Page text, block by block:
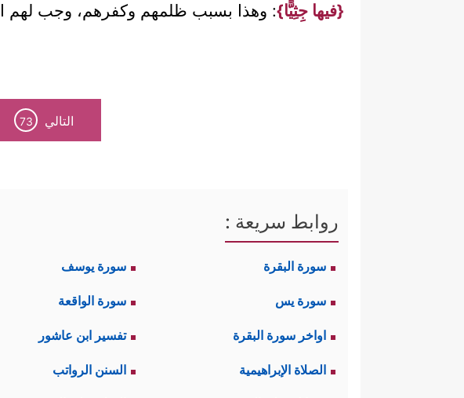
{فيها جِثِيًّا}: وهذا بسبب ظلمهم وكفرهم، وجب لهم
التالي 73
روابط سريعة :
سورة البقرة سورة يوسف
سورة يس سورة الواقعة
اواخر سورة البقرة تفسير ابن عاشور
الصلاة الإبراهيمية السنن الرواتب